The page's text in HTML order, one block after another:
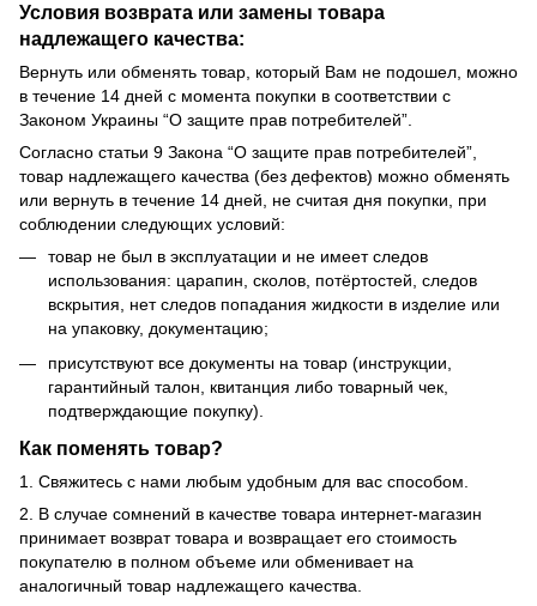
Условия возврата или замены товара
надлежащего качества:
Вернуть или обменять товар, который Вам не подошел, можно
в течение 14 дней с момента покупки в соответствии с
Законом Украины “О защите прав потребителей”.
Согласно статьи 9 Закона “О защите прав потребителей”,
товар надлежащего качества (без дефектов) можно обменять
или вернуть в течение 14 дней, не считая дня покупки, при
соблюдении следующих условий:
товар не был в эксплуатации и не имеет следов
использования: царапин, сколов, потёртостей, следов
вскрытия, нет следов попадания жидкости в изделие или
на упаковку, документацию;
присутствуют все документы на товар (инструкции,
гарантийный талон, квитанция либо товарный чек,
подтверждающие покупку).
Как поменять товар?
1. Свяжитесь с нами любым удобным для вас способом.
2. В случае сомнений в качестве товара интернет-магазин
принимает возврат товара и возвращает его стоимость
покупателю в полном объеме или обменивает на
аналогичный товар надлежащего качества.